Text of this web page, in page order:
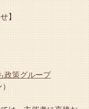
】
政策グループ